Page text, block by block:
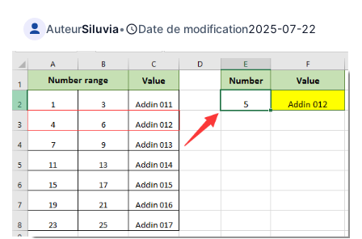
AuteurSiluvia• Date de modification2025-07-22